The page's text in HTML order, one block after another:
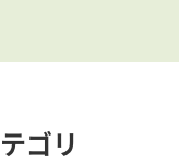
ゴリ